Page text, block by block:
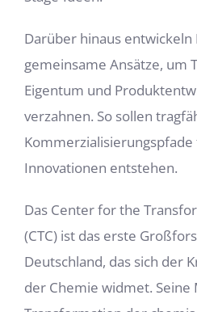
Darüber hinaus entwickeln
gemeinsame Ansätze, um
Eigentum und
verzahnen. So sollen
Kommerzialisierungspfade
Innovationen entstehen.
Das Center for the
(CTC) ist das erste
Deutschland, das sich der
der Chemie widmet. Seine